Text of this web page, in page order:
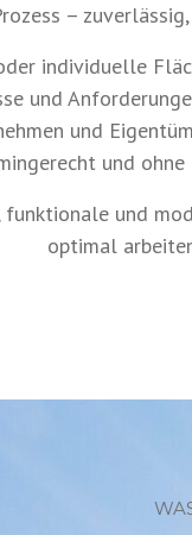
–
individuelle
und
und
und
funktionale und
optimal